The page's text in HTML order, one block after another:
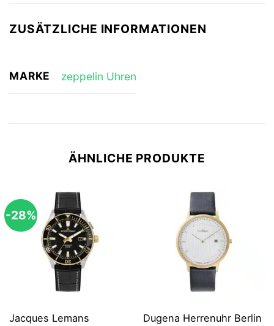
ZUSÄTZLICHE INFORMATIONEN
MARKE zeppelin Uhren
ÄHNLICHE PRODUKTE
-28%
Jacques Lemans
Dugena Herrenuhr Berlin